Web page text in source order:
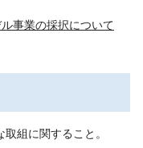
事業の採択について
組に関すること。